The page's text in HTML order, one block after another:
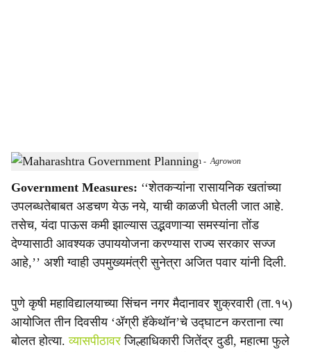
a
r
e
Government Prepared for Possible Low Rainfall Situation -Agrowon
Government Measures: ‘‘शेतकऱ्यांना रासायनिक खतांच्या
उपलब्धतेबाबत अडचण येऊ नये, याची काळजी घेतली जात आहे.
तसेच, यंदा पाऊस कमी झाल्यास उद्भवणाऱ्या समस्यांना तोंड
देण्यासाठी आवश्यक उपाययोजना करण्यास राज्य सरकार सज्ज
आहे,’’ अशी ग्वाही उपमुख्यमंत्री सुनेत्रा अजित पवार यांनी दिली.
पुणे कृषी महाविद्यालयाच्या सिंचन नगर मैदानावर शुक्रवारी (ता.१५)
आयोजित तीन दिवसीय ‘ॲग्री हॅकेथॉन’चे उद्घाटन करताना त्या
बोलत होत्या.व्यासपीठावरजिल्हाधिकारी जितेंद्र दुडी, महात्मा फुले